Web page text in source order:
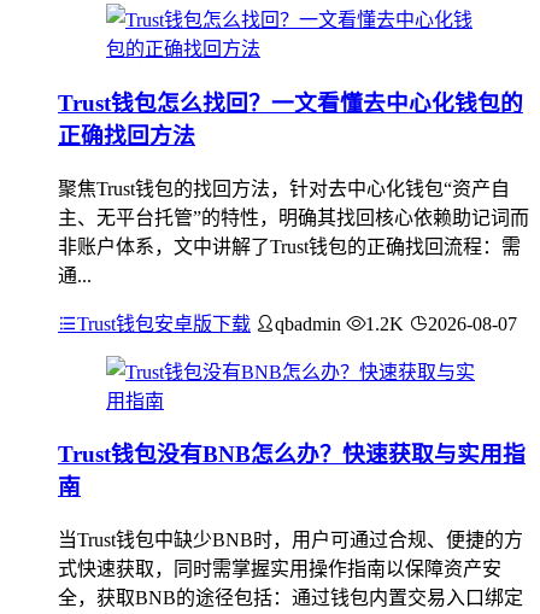
Trust钱包怎么找回？一文看懂去中心化钱包的
正确找回方法
聚焦Trust钱包的找回方法，针对去中心化钱包“资产自
主、无平台托管”的特性，明确其找回核心依赖助记词而
非账户体系，文中讲解了Trust钱包的正确找回流程：需
通...
Trust钱包安卓版下载 qbadmin 1.2K 2026-08-07
Trust钱包没有BNB怎么办？快速获取与实用指
南
当Trust钱包中缺少BNB时，用户可通过合规、便捷的方
式快速获取，同时需掌握实用操作指南以保障资产安
全，获取BNB的途径包括：通过钱包内置交易入口绑定